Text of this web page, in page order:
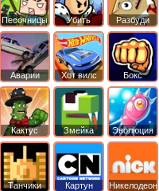
Песочницы
Убить
короля
Разбуди
коробку
Аварии
машин
Хот вилс Бокс
Кактус
маккой
Змейка Эволюция
Танчики
Картун
Никелодеон